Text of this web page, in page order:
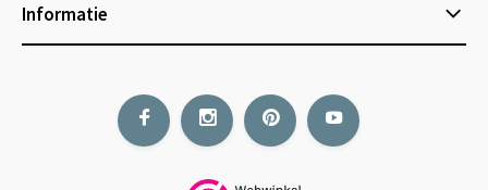
Informatie